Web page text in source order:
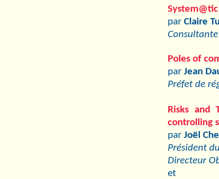
par Claire
Poles of
par Jean
Préfet de
Risks and
controlling
par Joël
Président
Directeur
et